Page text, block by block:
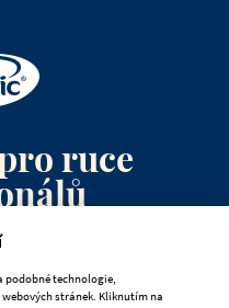
ruce
nás
otázky
podobné technologie,
stránek. Kliknutím na